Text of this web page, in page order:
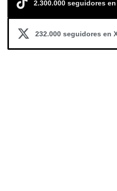
2.300.000 seguidores
232.000 seguidores en